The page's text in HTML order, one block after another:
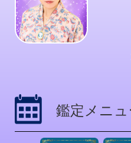
鑑定メニュ